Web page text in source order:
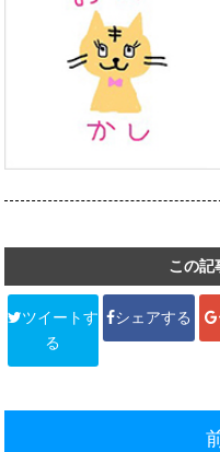
この記
ツイートす
る
シェアする